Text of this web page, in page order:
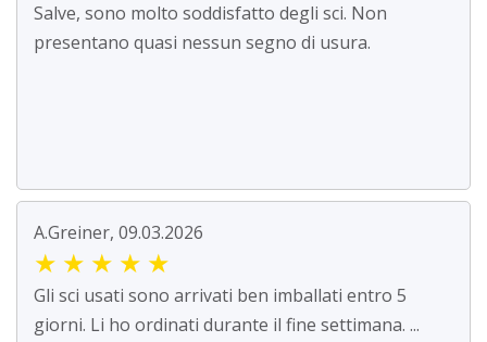
Salve, sono molto soddisfatto degli sci. Non
presentano quasi nessun segno di usura.
A.Greiner, 09.03.2026
★ ★ ★ ★ ★
Gli sci usati sono arrivati ben imballati entro 5
giorni. Li ho ordinati durante il fine settimana. ...